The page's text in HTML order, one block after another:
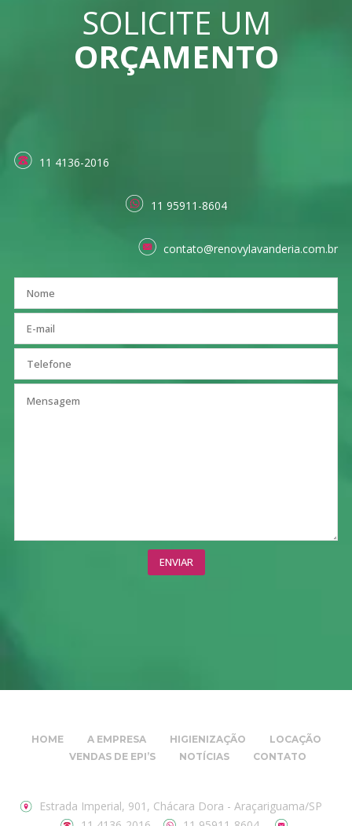
SOLICITE UM
ORÇAMENTO
11 4136-2016
11 95911-8604
contato@renovylavanderia.com.br
HOME A EMPRESA HIGIENIZAÇÃO
LOCAÇÃO
VENDAS DE EPI’S
NOTÍCIAS CONTATO
Estrada Imperial, 901, Chácara Dora - Araçariguama/SP